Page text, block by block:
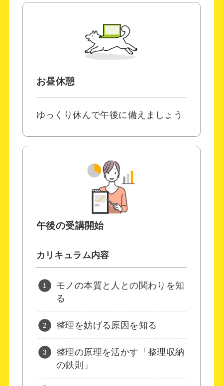
お昼休憩
ゆっくり休んで午後に備えましょう
午後の受講開始
カリキュラム内容
モノの本質と人との関わりを知
る
整理を妨げる原因を知る
整理の原理を活かす「整理収納
の鉄則」